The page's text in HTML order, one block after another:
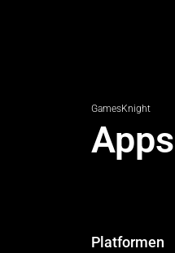
GamesKnight
Platformen